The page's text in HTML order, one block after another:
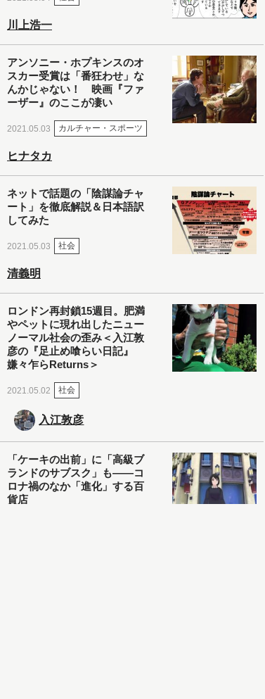
川上浩一
アンソニー・ホプキンスのオ
スカー受賞は「番狂わせ」な
んかじゃない！ 映画『ファ
ーザー』のここが凄い
2021.05.03 カルチャー・スポーツ
ヒナタカ
ネットで話題の「陰謀論チャ
ート」を徹底解説＆日本語訳
してみた
2021.05.03 社会
清義明
ロンドン再封鎖15週目。肥満
やペットに現れ出したニュー
ノーマル社会の歪み＜入江敦
彦の『足止め喰らい日記』
嫌々乍らReturns＞
2021.05.02 社会
入江敦彦
「ケーキの出前」に「高級ブ
ランドのサブスク」も――コ
ロナ禍のなか「進化」する百
貨店